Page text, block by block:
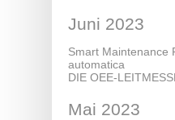
Juni 2023
Smart Maintenance
automatica
DIE OEE-
Mai 2023